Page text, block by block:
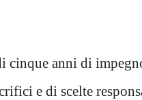
cinque anni di
e di scelte